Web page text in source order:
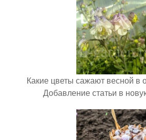
Какие цветы сажают весной в
Добавление статьи в